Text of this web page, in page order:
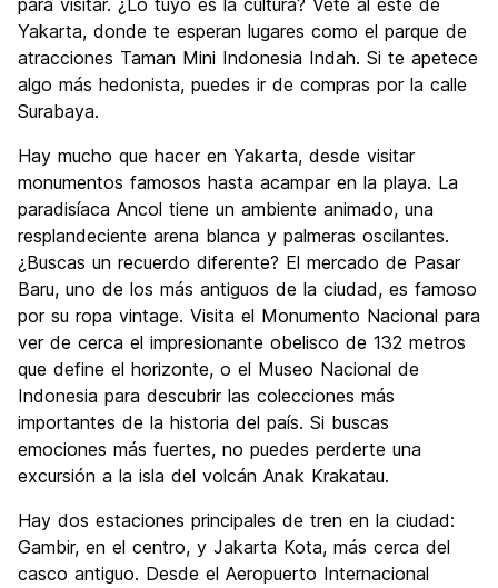
para visitar. ¿Lo tuyo es la cultura? Vete al este de
Yakarta, donde te esperan lugares como el parque de
atracciones Taman Mini Indonesia Indah. Si te apetece
algo más hedonista, puedes ir de compras por la calle
Surabaya.
Hay mucho que hacer en Yakarta, desde visitar
monumentos famosos hasta acampar en la playa. La
paradisíaca Ancol tiene un ambiente animado, una
resplandeciente arena blanca y palmeras oscilantes.
¿Buscas un recuerdo diferente? El mercado de Pasar
Baru, uno de los más antiguos de la ciudad, es famoso
por su ropa vintage. Visita el Monumento Nacional para
ver de cerca el impresionante obelisco de 132 metros
que define el horizonte, o el Museo Nacional de
Indonesia para descubrir las colecciones más
importantes de la historia del país. Si buscas
emociones más fuertes, no puedes perderte una
excursión a la isla del volcán Anak Krakatau.
Hay dos estaciones principales de tren en la ciudad:
Gambir, en el centro, y Jakarta Kota, más cerca del
casco antiguo. Desde el Aeropuerto Internacional